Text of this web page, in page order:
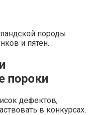
породы
и пятен.
пороки
дефектов,
в конкурсах.